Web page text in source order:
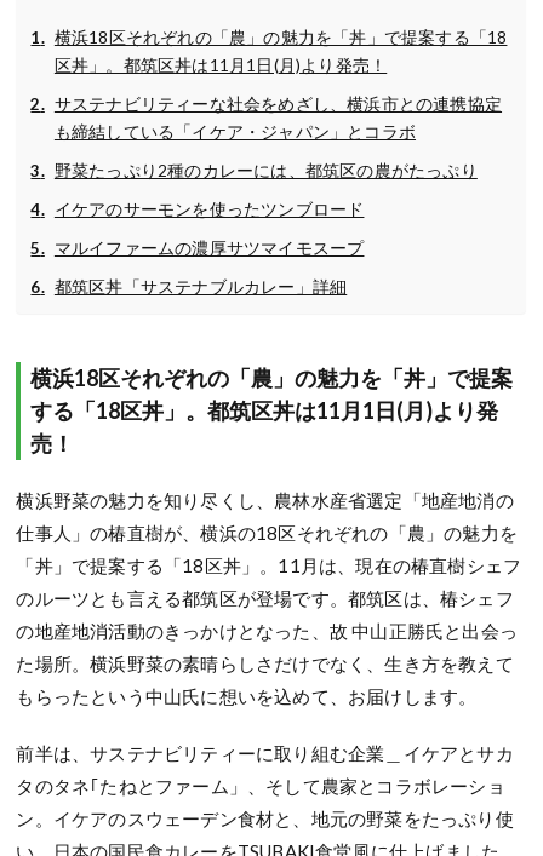
横浜18区それぞれの「農」の魅力を「丼」で提案する「18
区丼」。都筑区丼は11月1日(月)より発売！
サステナビリティーな社会をめざし、横浜市との連携協定
も締結している「イケア・ジャパン」とコラボ
野菜たっぷり2種のカレーには、都筑区の農がたっぷり
イケアのサーモンを使ったツンブロード
マルイファームの濃厚サツマイモスープ
都筑区丼「サステナブルカレー」詳細
横浜18区それぞれの「農」の魅力を「丼」で提案
する「18区丼」。都筑区丼は11月1日(月)より発
売！
横浜野菜の魅力を知り尽くし、農林水産省選定「地産地消の
仕事人」の椿直樹が、横浜の18区それぞれの「農」の魅力を
「丼」で提案する「18区丼」。11月は、現在の椿直樹シェフ
のルーツとも言える都筑区が登場です。都筑区は、椿シェフ
の地産地消活動のきっかけとなった、故 中山正勝氏と出会っ
た場所。横浜野菜の素晴らしさだけでなく、生き方を教えて
もらったという中山氏に想いを込めて、お届けします。
前半は、サステナビリティーに取り組む企業＿イケアとサカ
タのタネ｢たねとファーム」、そして農家とコラボレーショ
ン。イケアのスウェーデン食材と、地元の野菜をたっぷり使
い、日本の国民食カレーをTSUBAKI食堂風に仕上げました。